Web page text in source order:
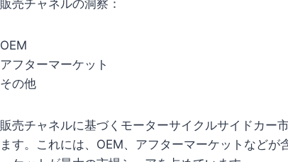
販売チャネルの洞察：
OEM
アフターマーケット
その他
販売チャネルに基づくモーターサイクルサイドカー
ます。これには、OEM、アフターマーケットなど